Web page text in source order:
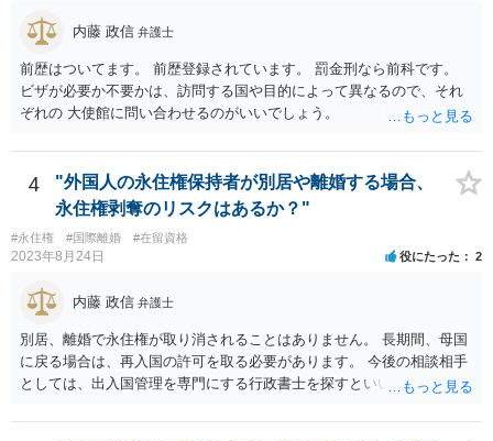
内藤 政信 弁護士
前歴はついてます。 前歴登録されています。 罰金刑なら前科です。
ビザが必要か不要かは、訪問する国や目的によって異なるので、それ
ぞれの 大使館に問い合わせるのがいいでしょう。
4
"外国人の永住権保持者が別居や離婚する場合、
永住権剥奪のリスクはあるか？"
#永住権 #国際離婚 #在留資格
2023年8月24日 役にたった 2
内藤 政信 弁護士
別居、離婚で永住権が取り消されることはありません。 長期間、母国
に戻る場合は、再入国の許可を取る必要があります。 今後の相談相手
としては、出入国管理を専門にする行政書士を探すといいでしょう。